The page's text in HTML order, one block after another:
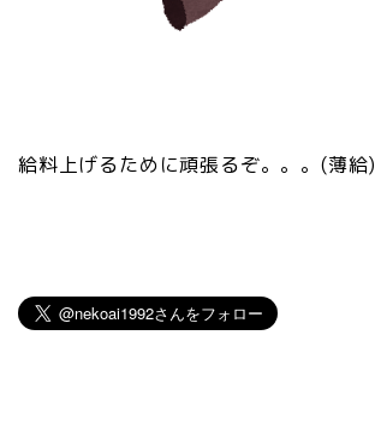
給料上げるために頑張るぞ。。。(薄給)